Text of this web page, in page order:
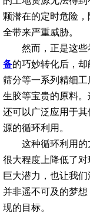
颗潜在的定时危险
全带来严重威胁。
然而，正是这些
备的巧妙转化后，却
筛分等一系列精细
生胶等宝贵的原料。
还可以广泛应用于
源的循环利用。
这种循环利用的
很大程度上降低了
巨大潜力，也让我
并非遥不可及的梦
现的目标。